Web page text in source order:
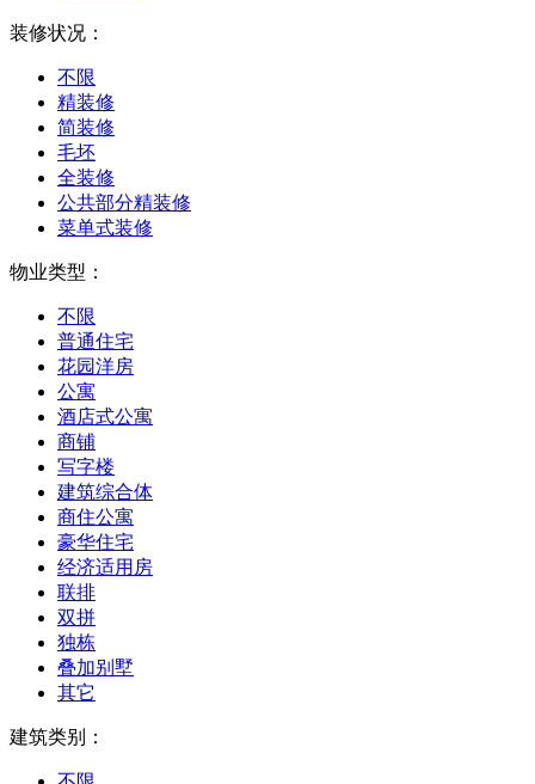
装修状况：
不限
精装修
简装修
毛坯
全装修
公共部分精装修
菜单式装修
物业类型：
不限
普通住宅
花园洋房
公寓
酒店式公寓
商铺
写字楼
建筑综合体
商住公寓
豪华住宅
经济适用房
联排
双拼
独栋
叠加别墅
其它
建筑类别：